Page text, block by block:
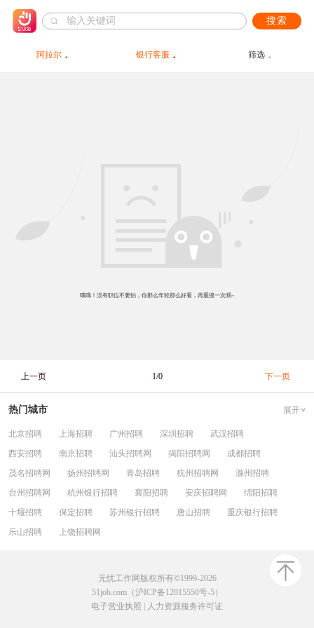
搜索
阿拉尔 银行客服 筛选
哦哦！没有职位不要怕，你那么年轻那么好看，再重搜一次呗~
上一页 1/0 下一页
热门城市 展开
北京招聘 上海招聘 广州招聘 深圳招聘
武汉招聘
西安招聘
南京招聘 汕头招聘网 揭阳招聘网
成都招聘
茂名招聘网
扬州招聘网 青岛招聘 杭州招聘网
滁州招聘
台州招聘网
杭州银行招聘 襄阳招聘 安庆招聘网
绵阳招聘
十堰招聘
保定招聘 苏州银行招聘 唐山招聘
重庆银行招聘
乐山招聘
上饶招聘网
无忧工作网版权所有©1999-2026
51job.com（沪ICP备12015550号-5）
电子营业执照
人力资源服务许可证